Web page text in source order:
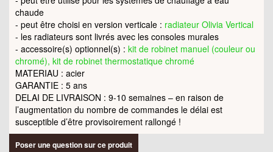
chaude
- peut être choisi en version verticale : radiateur Olivia Vertical
- les radiateurs sont livrés avec les consoles murales
- accessoire(s) optionnel(s) : kit de robinet manuel (couleur ou
chromé), kit de robinet thermostatique chromé
MATERIAU : acier
GARANTIE : 5 ans
DELAI DE LIVRAISON : 9-10 semaines – en raison de
l’augmentation du nombre de commandes le délai est
susceptible d’être provisoirement rallongé !
Poser une question sur ce produit